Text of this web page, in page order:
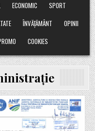
ECONOMIC
SPORT
ÎNVĂȚĂMÂNT
OPINII
COOKIES